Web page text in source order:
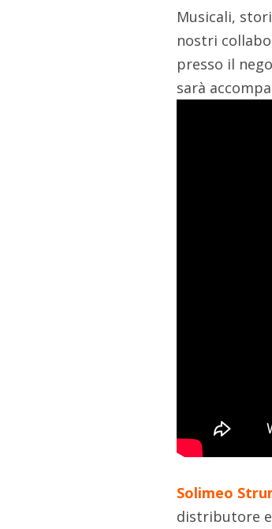
Musicali,
nostri
presso il
sarà
Solimeo
distributore